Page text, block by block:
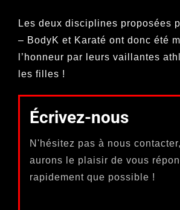
Les deux disciplines proposées
– BodyK et Karaté ont donc été
l’honneur par leurs vaillantes
les filles !
Écrivez-nous
N'hésitez pas à nous
aurons le plaisir de vous
rapidement que possible !